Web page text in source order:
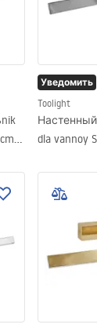
К тому
Уведомить
Toolight
dla vannoy